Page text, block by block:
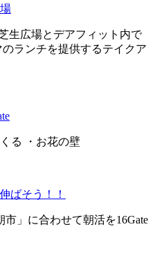
生広場とデアフィット内で
ランチを提供するテイクア
る ・お花の壁
ばそう！！
」に合わせて朝活を16Gate